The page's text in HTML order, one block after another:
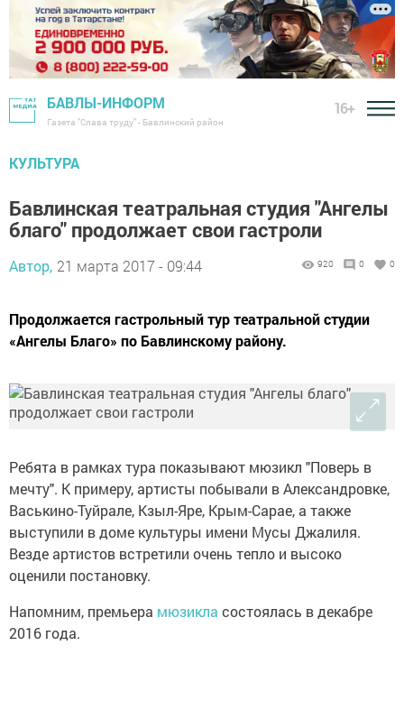
БАВЛЫ-ИНФОРМ
Газета "Слава труду" - Бавлинский район
16+
КУЛЬТУРА
Бавлинская театральная студия "Ангелы
благо" продолжает свои гастроли
Автор, 21 марта 2017 - 09:44 920 0 0
Продолжается гастрольный тур театральной студии
«Ангелы Благо» по Бавлинскому району.
Ребята в рамках тура показывают мюзикл "Поверь в
мечту". К примеру, артисты побывали в Александровке,
Васькино-Туйрале, Кзыл-Яре, Крым-Сарае, а также
выступили в доме культуры имени Мусы Джалиля.
Везде артистов встретили очень тепло и высоко
оценили постановку.
Напомним, премьера мюзикла состоялась в декабре
2016 года.